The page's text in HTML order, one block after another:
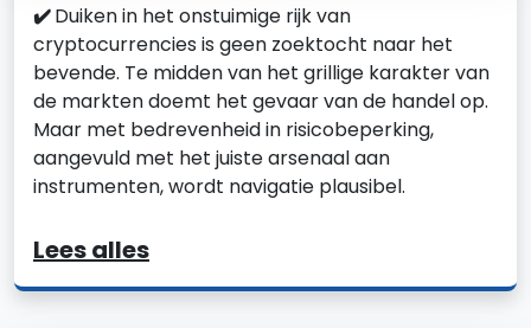
✔️Duiken in het onstuimige rijk van
cryptocurrencies is geen zoektocht naar het
bevende. Te midden van het grillige karakter van
de markten doemt het gevaar van de handel op.
Maar met bedrevenheid in risicobeperking,
aangevuld met het juiste arsenaal aan
instrumenten, wordt navigatie plausibel.
Lees alles